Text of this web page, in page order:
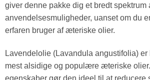
giver denne pakke dig et bredt spektrum
anvendelsesmuligheder, uanset om du
erfaren bruger af æteriske olier.
Lavendelolie (Lavandula angustifolia) er
mest alsidige og populære æteriske
egenskaber gør den ideel til at reducere